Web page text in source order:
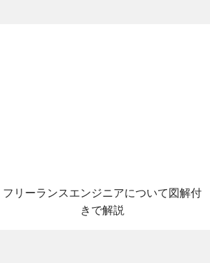
フリーランスエンジニアについて図解付
きで解説